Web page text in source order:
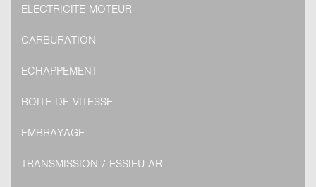
ELECTRICITÉ MOTEUR
CARBURATION
ECHAPPEMENT
BOITE DE VITESSE
EMBRAYAGE
TRANSMISSION / ESSIEU AR